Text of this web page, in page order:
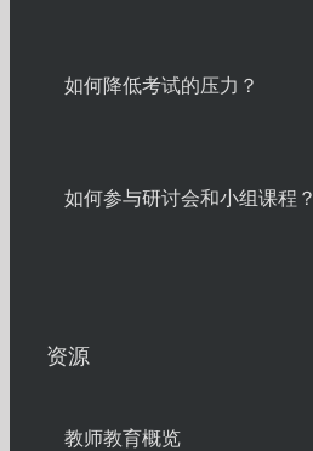
如何降低考试的压力？
如何参与研讨会和小组课程？
资源
教师教育概览